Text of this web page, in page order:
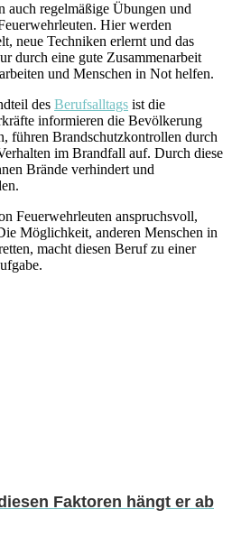
auch regelmäßige Übungen und
Hier werden
neue Techniken erlernt und das
durch eine gute Zusammenarbeit
und Menschen in Not helfen.
des Berufsalltags ist die
informieren die Bevölkerung
führen Brandschutzkontrollen durch
im Brandfall auf. Durch diese
Brände verhindert und
Feuerwehrleuten anspruchsvoll,
Möglichkeit, anderen Menschen in
macht diesen Beruf zu einer
Faktoren hängt er ab